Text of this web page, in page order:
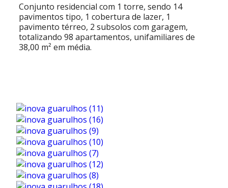
Conjunto residencial com 1 torre, sendo 14
pavimentos tipo, 1 cobertura de lazer, 1
pavimento térreo, 2 subsolos com garagem,
totalizando 98 apartamentos, unifamiliares de
38,00 m² em média.